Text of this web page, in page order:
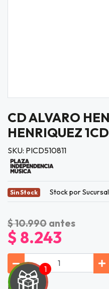
CD ALVARO
HENRIQUEZ 1CD
SKU: PICD510811
Sin Stock Stock por
$ 10.990 antes
$ 8.243